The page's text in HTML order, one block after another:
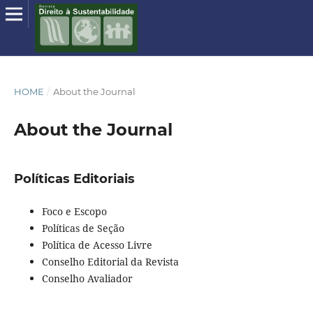
HOME / About the Journal
About the Journal
Políticas Editoriais
Foco e Escopo
Políticas de Seção
Política de Acesso Livre
Conselho Editorial da Revista
Conselho Avaliador